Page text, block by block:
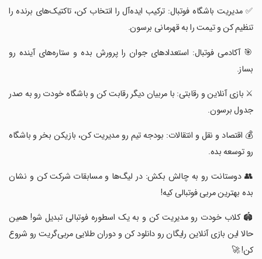
‏✅ مدیریت باشگاه فوتبال: ترکیب ایده‌آل را انتخاب کن، تاکتیک‌های برنده را
تنظیم کن و تیمت را به قهرمانی برسون.
‏🎯 آکادمی فوتبال: استعدادهای جوان را پرورش بده و ستاره‌های آینده رو
بساز.
‏⚔ بازی آنلاین و رقابتی: با مربیان دیگر رقابت کن و باشگاه خودت رو به صدر
جدول برسون.
‏💰 اقتصاد و نقل و انتقالات: بودجه تیم رو مدیریت کن، بازیکن بخر و باشگاه
رو توسعه بده.
‏👥 دوستانت رو به چالش بکش: در لیگ‌ها و مسابقات شرکت کن و نشان
بده بهترین مربی فوتبالی کیه!
‏🏟 کلاب خودت رو مدیریت کن و به یک اسطوره فوتبالی تبدیل شو! همین
حالا این بازی آنلاین رایگان رو دانلود کن و دوران طلایی مربی‌گریت رو شروع
کن! 🚀